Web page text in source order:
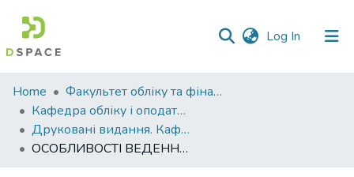
Log In (current)
Communities
&
Collections
All of DSpace
Home
Факультет обліку та фінансів
Кафедра обліку і оподаткування
Друковані видання. Кафедра обліку і оподаткування
ОСОБЛИВОСТІ ВЕДЕННЯ ОБЛІКУ ОСНОВНИХ ЗАСОБІВ ЗА МІЖНАРОДНИМИ СТАНДАРТАМИ